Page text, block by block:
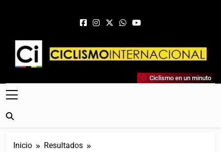
Ciclismo Internacional
Web Dedicada Al Ciclismo Mundial. Entrevistas, Análisis,
Crónicas, Previas Y Más. La Web Ciclista De Referencia.
Ciclismo en un minuto
Inicio
Resultados